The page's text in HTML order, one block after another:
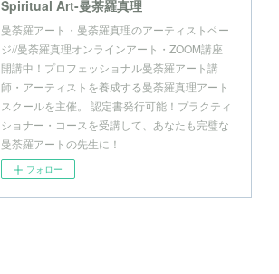
Spiritual Art-曼荼羅真理
曼荼羅アート・曼荼羅真理のアーティストペー
ジ//曼荼羅真理オンラインアート・ZOOM講座
開講中！プロフェッショナル曼荼羅アート講
師・アーティストを養成する曼荼羅真理アート
スクールを主催。 認定書発行可能！プラクティ
ショナー・コースを受講して、あなたも完璧な
曼荼羅アートの先生に！
フォロー